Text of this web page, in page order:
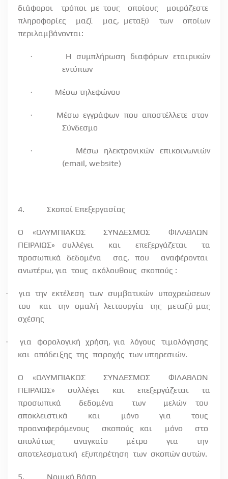
διάφοροι
τρόποι με τους οποίους
μοιράζεστε
πληροφορίες
μαζί μας, μεταξύ των
οποίων
περιλαμβάνονται:
· Η συμπλήρωση διαφόρων εταιρικών
εντύπων
· Μέσω τηλεφώνου
· Μέσω εγγράφων που αποστέλλετε στον
Σύνδεσμο
· Μέσω ηλεκτρονικών
επικοινωνιών
(email, website)
4. Σκοποί Επεξεργασίας
Ο «ΟΛΥΜΠΙΑΚΟΣ ΣΥΝΔΕΣΜΟΣ
ΦΙΛΑΘΛΩΝ
ΠΕΙΡΑΙΩΣ» συλλέγει
και επεξεργάζεται
τα
προσωπικά δεδομένα
σας, που
αναφέρονται
ανωτέρω, για τους ακόλουθους σκοπούς :
· για την εκτέλεση των συμβατικών υποχρεώσεων
του
και την ομαλή λειτουργία της
μεταξύ μας
σχέσης
· για φορολογική χρήση, για λόγους
τιμολόγησης
και απόδειξης της παροχής των υπηρεσιών.
Ο «ΟΛΥΜΠΙΑΚΟΣ ΣΥΝΔΕΣΜΟΣ
ΦΙΛΑΘΛΩΝ
ΠΕΙΡΑΙΩΣ»
συλλέγει και επεξεργάζεται
τα
προσωπικά
δεδομένα των
μελών του
αποκλειστικά
και μόνο για
τους
προαναφερόμενους
σκοπούς και μόνο
στο
απολύτως
αναγκαίο μέτρο για
την
αποτελεσματική εξυπηρέτηση των σκοπών αυτών.
5. Νομική Βάση